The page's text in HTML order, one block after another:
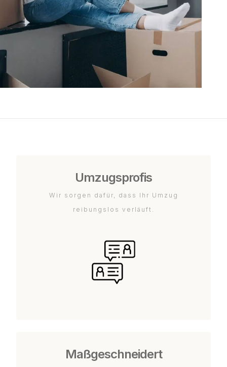
Umzugsprofis
Wir sorgen dafür, dass Ihr Umzug
reibungslos verläuft.
Maßgeschneidert